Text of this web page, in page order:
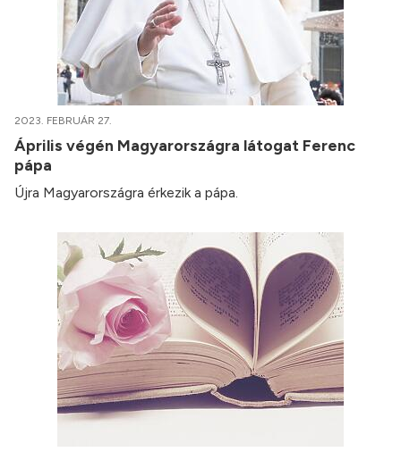
2023. FEBRUÁR 27.
Április végén Magyarországra látogat Ferenc
pápa
Újra Magyarországra érkezik a pápa.